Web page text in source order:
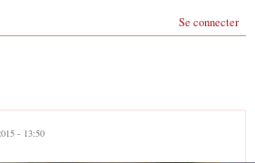
Se connecter
- 13:50